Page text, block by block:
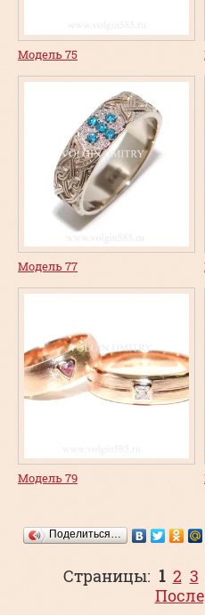
Модель 75
Модель 77
Модель 79
Поделиться…
Страницы: 1 2 3